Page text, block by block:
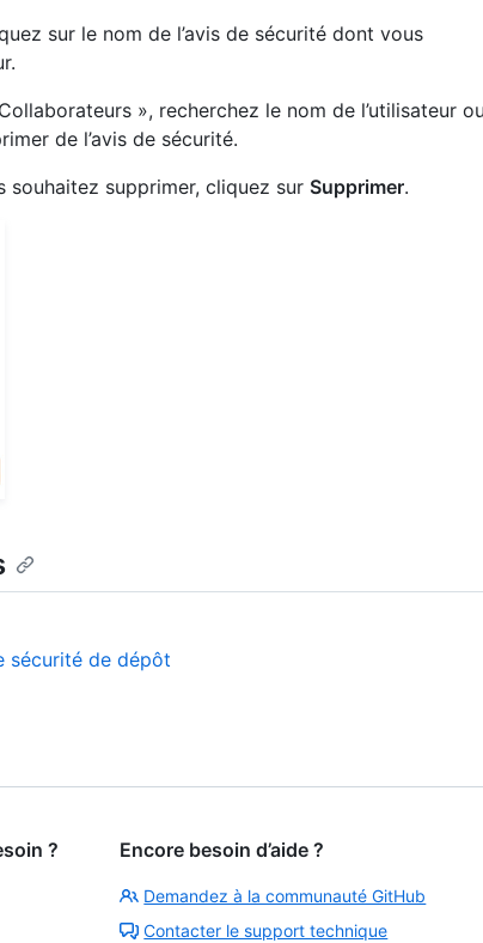
sur le nom de l’avis de sécurité dont vous
», recherchez le nom de l’utilisateur ou
de l’avis de sécurité.
supprimer, cliquez sur Supprimer.
sécurité de dépôt
? Encore besoin d’aide ?
Demandez à la communauté GitHub
Contacter le support technique